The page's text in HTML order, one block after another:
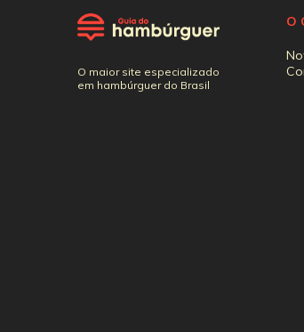
O maior site especializado
em hambúrguer do Brasil
O